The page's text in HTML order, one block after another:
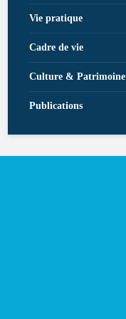
Vie pratique
Cadre de vie
Culture & Patrimoine
Publications